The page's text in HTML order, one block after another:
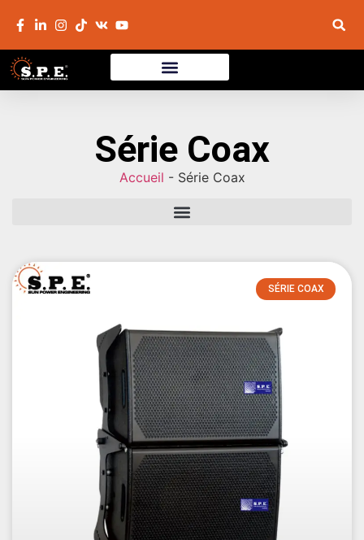
Série Coax
Accueil - Série Coax
SÉRIE COAX